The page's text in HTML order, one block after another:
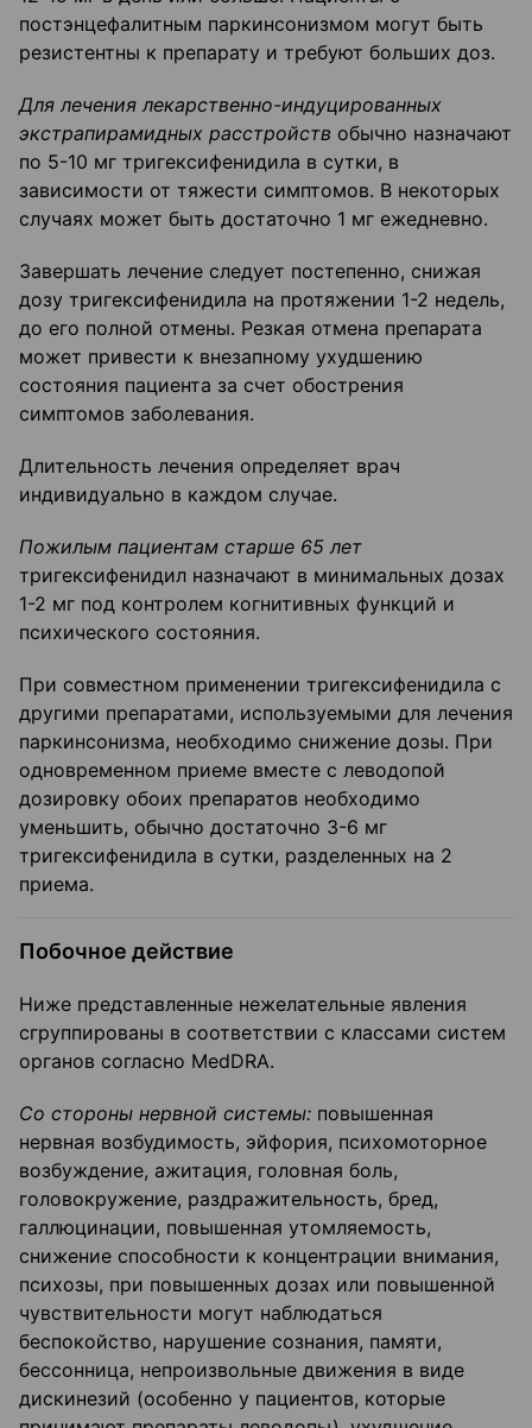
постэнцефалитным паркинсонизмом могут быть
резистентны к препарату и требуют больших доз.
Для лечения лекарственно-индуцированных
экстрапирамидных расстройств обычно назначают
по 5-10 мг тригексифенидила в сутки, в
зависимости от тяжести симптомов. В некоторых
случаях может быть достаточно 1 мг ежедневно.
Завершать лечение следует постепенно, снижая
дозу тригексифенидила на протяжении 1-2 недель,
до его полной отмены. Резкая отмена препарата
может привести к внезапному ухудшению
состояния пациента за счет обострения
симптомов заболевания.
Длительность лечения определяет врач
индивидуально в каждом случае.
Пожилым пациентам старше 65 лет
тригексифенидил назначают в минимальных дозах
1-2 мг под контролем когнитивных функций и
психического состояния.
При совместном применении тригексифенидила с
другими препаратами, используемыми для лечения
паркинсонизма, необходимо снижение дозы. При
одновременном приеме вместе с леводопой
дозировку обоих препаратов необходимо
уменьшить, обычно достаточно 3-6 мг
тригексифенидила в сутки, разделенных на 2
приема.
Побочное действие
Ниже представленные нежелательные явления
сгруппированы в соответствии с классами систем
органов согласно MedDRA.
Со стороны нервной системы: повышенная
нервная возбудимость, эйфория, психомоторное
возбуждение, ажитация, головная боль,
головокружение, раздражительность, бред,
галлюцинации, повышенная утомляемость,
снижение способности к концентрации внимания,
психозы, при повышенных дозах или повышенной
чувствительности могут наблюдаться
беспокойство, нарушение сознания, памяти,
бессонница, непроизвольные движения в виде
дискинезий (особенно у пациентов, которые